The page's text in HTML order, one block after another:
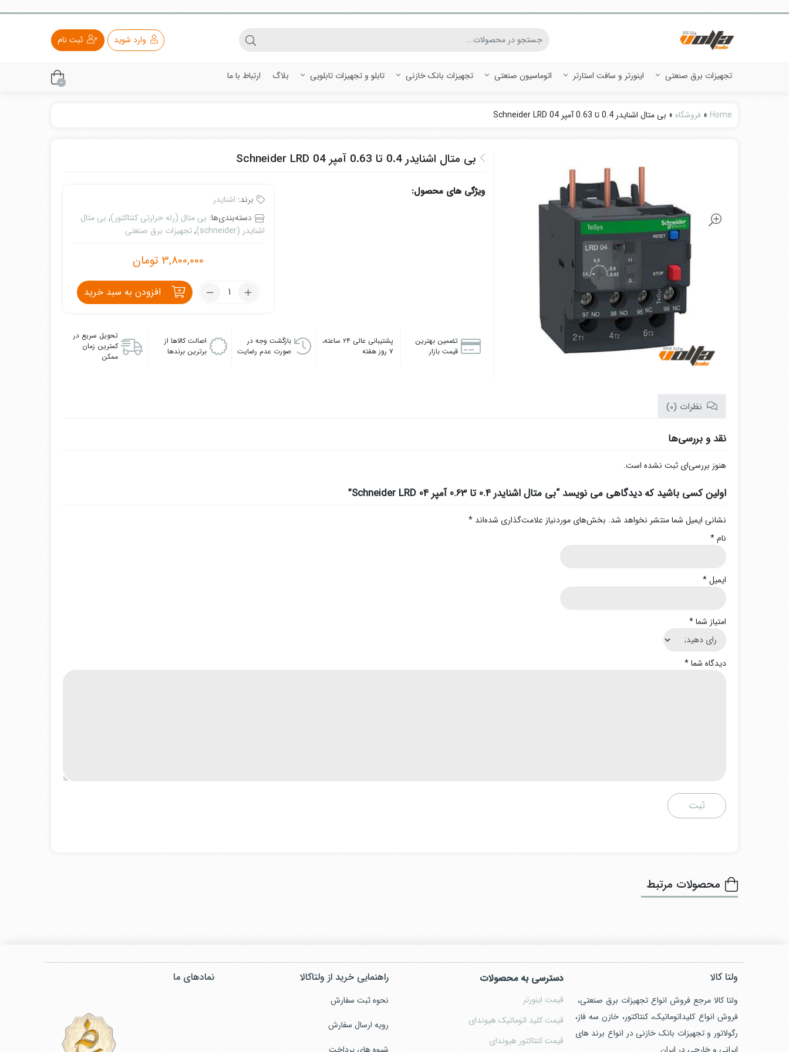
وارد شوید ثبت نام
تجهیزات برق صنعتی اینورتر و سافت استارتر اتوماسیون صنعتی تجهیزات بانک خازنی تابلو و تجهیزات تابلویی بلاگ ارتباط با ما 0
Home
» فروشگاه » بی متال اشنایدر 0.4 تا 0.63 آمپر Schneider LRD 04
بی متال اشنایدر 0.4 تا 0.63 آمپر Schneider LRD 04
ویژگی های محصول:
برند: اشنایدر
دسته‌بندی‌ها: بی متال (رله حرارتی کنتاکتور), بی متال
اشنایدر (schneider)
,تجهیزات برق صنعتی
3,800,000 تومان
تعداد:
0.4
افزودن به سبد خرید
تضمین بهترین
قیمت بازار
پشتیبانی عالی ۲۴ ساعته،
۷ روز هفته
بازگشت وجه در
صورت عدم رضایت
اصالت کالاها از
برترین برندها
تحویل سریع در
کمترین زمان
ممکن
نظرات (0)
نقد و بررسی‌ها
هنوز بررسی‌ای ثبت نشده است.
اولین کسی باشید که دیدگاهی می نویسد “بی متال اشنایدر 0.4 تا 0.63 آمپر Schneider LRD 04”
نشانی ایمیل شما منتشر نخواهد شد. بخش‌های موردنیاز علامت‌گذاری شده‌اند *
نام*
ایمیل*
امتیاز شما*
دیدگاه شما*
محصولات مرتبط
ولتا کالا
ولتا کالا مرجع فروش انواع تجهیزات برق صنعتی،
فروش انواع کلیداتوماتیک، کنتاکتور، خازن سه فاز،
رگولاتور و تجهیزات بانک خازنی در انواع برند های
دسترسی به محصولات
قیمت اینورتر
قیمت کلید اتوماتیک هیوندای
قیمت کنتاکتور هیوندای
راهنمایی خرید از ولتاکالا
نحوه ثبت سفارش
رویه ارسال سفارش
نمادهای ما